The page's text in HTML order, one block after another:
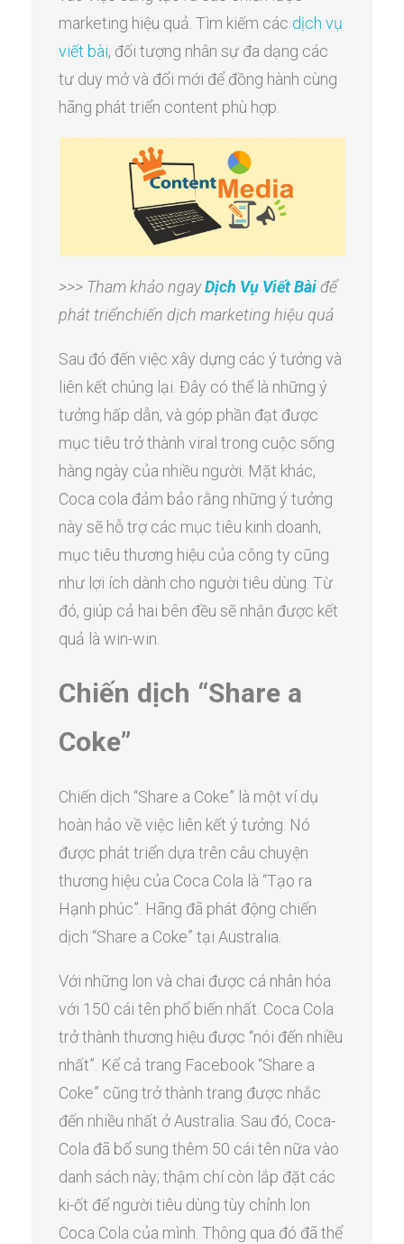
marketing hiệu quả. Tìm kiếm các dịch vụ
viết bài, đối tượng nhân sự đa dạng các
tư duy mở và đổi mới để đồng hành cùng
hãng phát triển content phù hợp.
>>> Tham khảo ngayDịch Vụ Viết Bàiđể
phát triểnchiến dịch marketing hiệu quả
Sau đó đến việc xây dựng các ý tưởng và
liên kết chúng lại. Đây có thể là những ý
tưởng hấp dẫn, và góp phần đạt được
mục tiêu trở thành viral trong cuộc sống
hàng ngày của nhiều người. Mặt khác,
Coca cola đảm bảo rằng những ý tưởng
này sẽ hỗ trợ các mục tiêu kinh doanh,
mục tiêu thương hiệu của công ty cũng
như lợi ích dành cho người tiêu dùng. Từ
đó, giúp cả hai bên đều sẽ nhận được kết
quả là win-win.
Chiến dịch “Share a
Coke”
Chiến dịch “Share a Coke” là một ví dụ
hoàn hảo về việc liên kết ý tưởng. Nó
được phát triển dựa trên câu chuyện
thương hiệu của Coca Cola là “Tạo ra
Hạnh phúc”. Hãng đã phát động chiến
dịch “Share a Coke” tại Australia.
Với những lon và chai được cá nhân hóa
với 150 cái tên phổ biến nhất. Coca Cola
trở thành thương hiệu được “nói đến nhiều
nhất”. Kể cả trang Facebook “Share a
Coke” cũng trở thành trang được nhắc
đến nhiều nhất ở Australia. Sau đó, Coca-
Cola đã bổ sung thêm 50 cái tên nữa vào
danh sách này; thậm chí còn lắp đặt các
ki-ốt để người tiêu dùng tùy chỉnh lon
Coca Cola của mình. Thông qua đó đã thể